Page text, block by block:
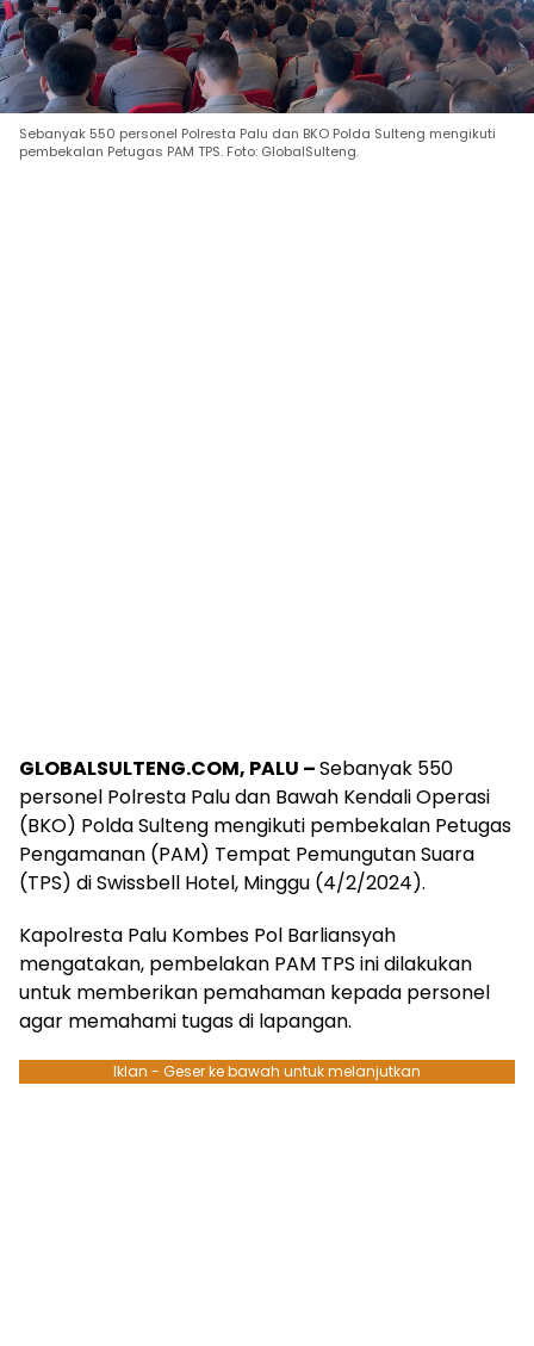
Sebanyak 550 personel Polresta Palu dan BKO Polda Sulteng mengikuti
pembekalan Petugas PAM TPS. Foto: GlobalSulteng.
GLOBALSULTENG.COM, PALU –Sebanyak 550
personel Polresta Palu dan Bawah Kendali Operasi
(BKO) Polda Sulteng mengikuti pembekalan Petugas
Pengamanan (PAM) Tempat Pemungutan Suara
(TPS) di Swissbell Hotel, Minggu (4/2/2024).
Kapolresta Palu Kombes Pol Barliansyah
mengatakan, pembelakan PAM TPS ini dilakukan
untuk memberikan pemahaman kepada personel
agar memahami tugas di lapangan.
Iklan - Geser ke bawah untuk melanjutkan